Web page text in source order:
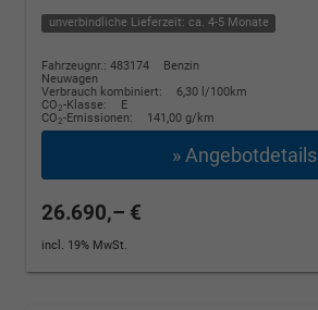
unverbindliche Lieferzeit: ca. 4-5 Monate
Fahrzeugnr.: 483174
Benzin
Neuwagen
Verbrauch kombiniert:
6,30 l/100km
CO2-Klasse:
E
CO2-Emissionen: 141,00 g/km
» Angebotdetails
26.690,– €
incl. 19% MwSt.